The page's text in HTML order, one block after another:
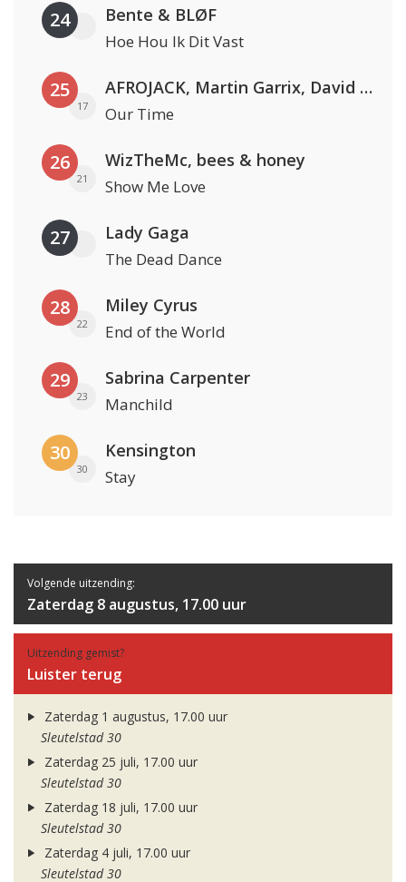
24 Bente & BLØF
Hoe Hou Ik Dit Vast
25
17
AFROJACK, Martin Garrix, David Guetta & Amél
Our Time
26
21
WizTheMc, bees & honey
Show Me Love
27 Lady Gaga
The Dead Dance
28
22
Miley Cyrus
End of the World
29
23
Sabrina Carpenter
Manchild
30
30
Kensington
Stay
Volgende uitzending:
Zaterdag 8 augustus, 17.00 uur
Uitzending gemist?
Luister terug
Zaterdag 1 augustus, 17.00 uur
Sleutelstad 30
Zaterdag 25 juli, 17.00 uur
Sleutelstad 30
Zaterdag 18 juli, 17.00 uur
Sleutelstad 30
Zaterdag 4 juli, 17.00 uur
Sleutelstad 30